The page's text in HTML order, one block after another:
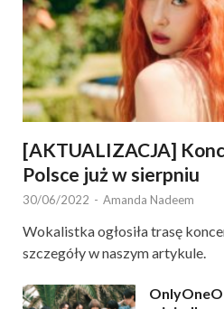
[AKTUALIZACJA]
Polsce już w sierpniu
30/06/2022 - Amanda Nadeem
Wokalistka ogłosiła trasę
szczegóły w naszym artykule.